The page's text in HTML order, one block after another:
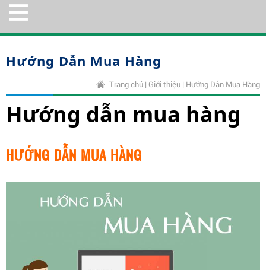
Hướng Dẫn Mua Hàng
Trang chủ | Giới thiệu | Hướng Dẫn Mua Hàng
Hướng dẫn mua hàng
HƯỚNG DẪN MUA HÀNG